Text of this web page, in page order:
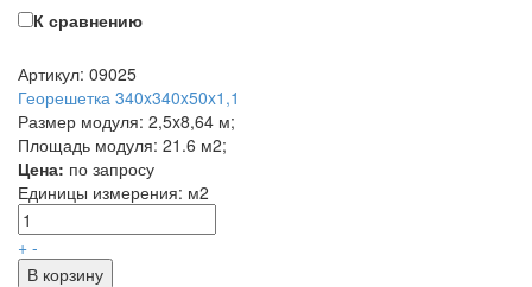
К сравнению
Артикул: 09025
Георешетка 340x340x50x1,1
Размер модуля: 2,5x8,64 м;
Площадь модуля: 21.6 м2;
Цена: по запросу
Единицы измерения: м2
+ -
В корзину